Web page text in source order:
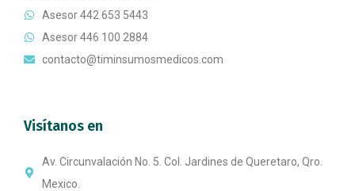
Asesor 442 653 5443
Asesor 446 100 2884
contacto@timinsumosmedicos.com
Visítanos en
Av. Circunvalación No. 5. Col. Jardines de Queretaro, Qro.
Mexico.